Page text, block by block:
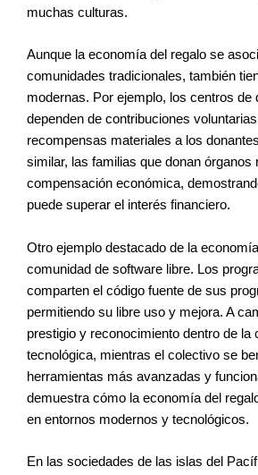
muchas culturas.
Aunque la economía del regalo se
comunidades tradicionales, también
modernas. Por ejemplo, los centros de
dependen de contribuciones
recompensas materiales a los
similar, las familias que donan órganos
compensación económica,
puede superar el interés financiero.
Otro ejemplo destacado de la
comunidad de software libre. Los
comparten el código fuente de sus
permitiendo su libre uso y mejora. A
prestigio y reconocimiento dentro de la
tecnológica, mientras el colectivo se
herramientas más avanzadas y
demuestra cómo la economía del
en entornos modernos y tecnológicos.
En las sociedades de las islas del